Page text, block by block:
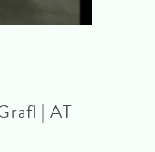
| AT